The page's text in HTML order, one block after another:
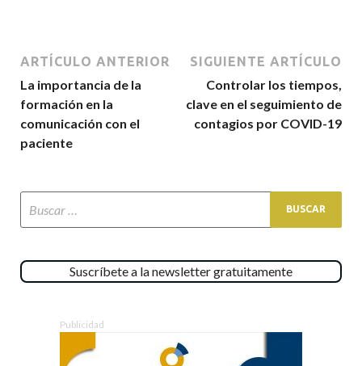
ARTÍCULO ANTERIOR
La importancia de la
formación en la
comunicación con el
paciente
SIGUIENTE ARTÍCULO
Controlar los tiempos,
clave en el seguimiento de
contagios por COVID-19
Suscríbete a la newsletter gratuitamente
Publicidad